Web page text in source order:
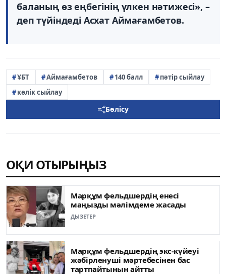
баланың өз еңбегінің үлкен нәтижесі», –
деп түйіндеді Асхат Аймағамбетов.
ҰБТ Аймағамбетов 140 балл
пәтір сыйлау
көлік сыйлау
Бөлісу
ОҚИ ОТЫРЫҢЫЗ
Марқұм фельдшердің енесі
маңызды мәлімдеме жасады
ДЫЗЕТЕР
Марқұм фельдшердің экс-күйеуі
жәбірленуші мәртебесінен бас
тартпайтынын айтты